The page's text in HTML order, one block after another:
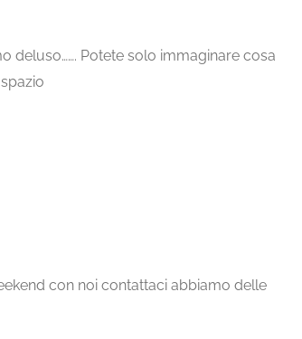
deluso……. Potete solo immaginare cosa
con noi contattaci abbiamo delle